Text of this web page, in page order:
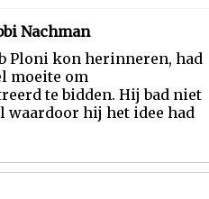
Nachman
Ploni kon herinneren, had
moeite om
te bidden. Hij bad niet
waardoor hij het idee had